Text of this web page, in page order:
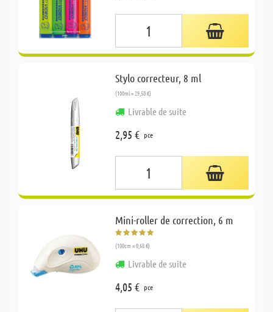
Stylo correcteur, 8 ml
(100ml = 29,50 €)
Livrable de suite
2,95 € pce
Mini-roller de correction, 6 m
(100cm = 0,68 €)
Livrable de suite
4,05 € pce